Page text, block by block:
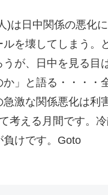
)は日中関係の悪化
を壊してしまう。
が、日中を見る目
」と語る・・・・
激な関係悪化は
考える月間です。
負けです。Goto